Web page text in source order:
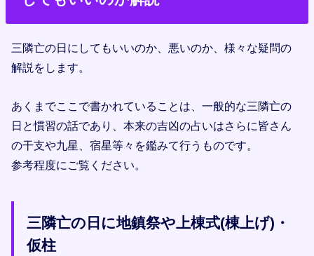
三隣亡の日にしてもいいのか、悪いのか、様々な疑問の
解説をします。
あくまでここで書かれていることは、一般的な三隣亡の
日と慣習の話であり、本来の吉凶の占いはさらに皆さん
の干支や九星、宿星等々を鑑みて行うものです。
参考程度にご覧ください。
三隣亡の日に地鎮祭や上棟式(棟上げ)・
仮柱